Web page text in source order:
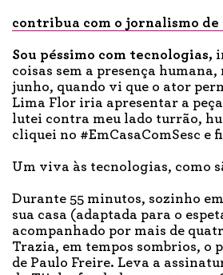
contribua com o jornalismo de
Sou péssimo com tecnologias,
coisas sem a presença humana,
junho, quando vi que o ator
Lima Flor iria apresentar a peça
lutei contra meu lado turrão,
cliquei no #EmCasaComSesc e
Um viva às tecnologias, como
Durante 55 minutos, sozinho
sua casa (adaptada para o
acompanhado por mais de
Trazia, em tempos sombrios, o
de Paulo Freire. Leva a